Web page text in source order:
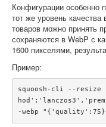
Конфигурации особенно
тот же уровень
товаров можно принять
сохраняются в WebP с
1600 пикселями,
Пример:
squoosh-cli --
-webp